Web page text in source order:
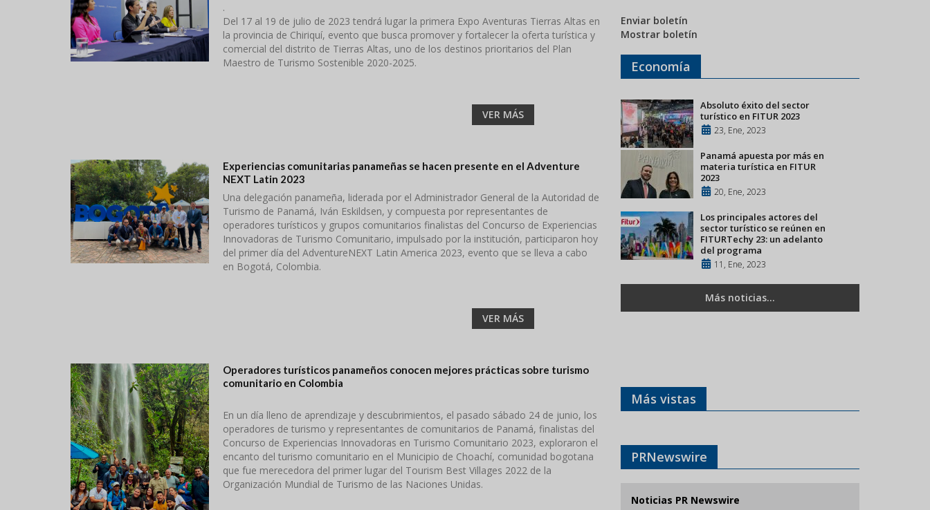
.
Del 17 al 19 de julio de 2023 tendrá lugar la primera Expo Aventuras Tierras Altas en
la provincia de Chiriquí, evento que busca promover y fortalecer la oferta turística y
comercial del distrito de Tierras Altas, uno de los destinos prioritarios del Plan
Maestro de Turismo Sostenible 2020-2025.
VER MÁS
Experiencias comunitarias panameñas se hacen presente en el Adventure
NEXT Latin 2023
Una delegación panameña, liderada por el Administrador General de la Autoridad de
Turismo de Panamá, Iván Eskildsen, y compuesta por representantes de
operadores turísticos y grupos comunitarios finalistas del Concurso de Experiencias
Innovadoras de Turismo Comunitario, impulsado por la institución, participaron hoy
del primer día del AdventureNEXT Latin America 2023, evento que se lleva a cabo
en Bogotá, Colombia.
VER MÁS
Operadores turísticos panameños conocen mejores prácticas sobre turismo
comunitario en Colombia
En un día lleno de aprendizaje y descubrimientos, el pasado sábado 24 de junio, los
operadores de turismo y representantes de comunitarios de Panamá, finalistas del
Concurso de Experiencias Innovadoras en Turismo Comunitario 2023, exploraron el
encanto del turismo comunitario en el Municipio de Choachí, comunidad bogotana
que fue merecedora del primer lugar del Tourism Best Villages 2022 de la
Organización Mundial de Turismo de las Naciones Unidas.
Enviar boletín
Mostrar boletín
Economía
Absoluto éxito del sector
turístico en FITUR 2023
23, Ene, 2023
Panamá apuesta por más en
materia turística en FITUR
2023
20, Ene, 2023
Los principales actores del
sector turístico se reúnen en
FITURTechy 23: un adelanto
del programa
11, Ene, 2023
Más noticias...
Más vistas
PRNewswire
Noticias PR Newswire